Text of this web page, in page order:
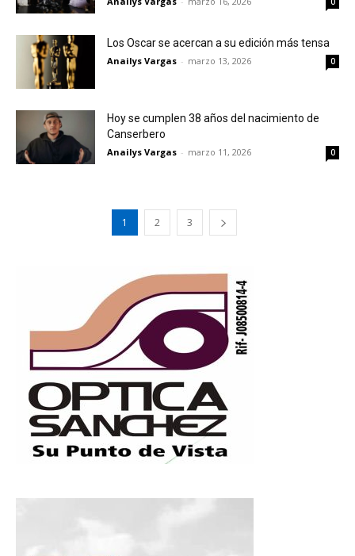
Los Oscar se acercan a su edición más tensa
Anailys Vargas - marzo 13, 2026 0
Hoy se cumplen 38 años del nacimiento de
Canserbero
Anailys Vargas - marzo 11, 2026 0
1 2 3